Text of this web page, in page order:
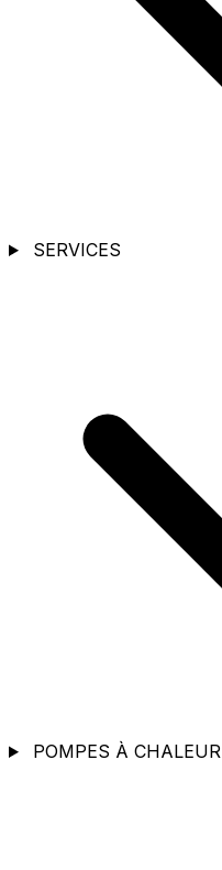
SERVICES
POMPES À CHALEUR